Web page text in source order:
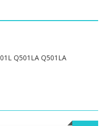
Q501LA Q501LA